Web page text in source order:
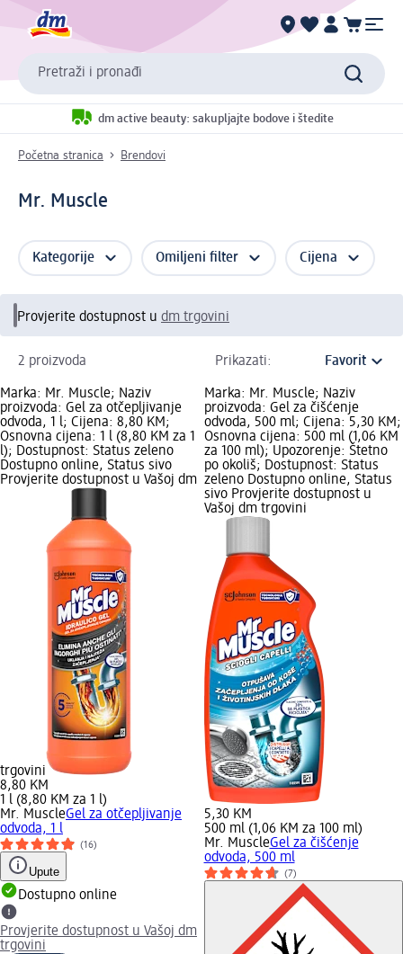
Pretraži i pronađi
dm active beauty: sakupljajte bodove i štedite
Početna stranica Brendovi
Mr. Muscle
Kategorije Omiljeni filter Cijena
Provjerite dostupnost u dm trgovini
2 proizvoda Prikazati:
Marka: Mr. Muscle; Naziv
proizvoda: Gel za otčepljivanje
odvoda, 1 l; Cijena: 8,80 KM;
Osnovna cijena: 1 l (8,80 KM za 1
l); Dostupnost: Status zeleno
Dostupno online, Status sivo
Provjerite dostupnost u Vašoj dm
trgovini
8,80 KM
1 l (8,80 KM za 1 l)
Mr. MuscleGel za otčepljivanje
odvoda, 1 l
(16)
Upute
Dostupno online
Provjerite dostupnost u Vašoj dm
trgovini
Marka: Mr. Muscle; Naziv
proizvoda: Gel za čišćenje
odvoda, 500 ml; Cijena: 5,30 KM;
Osnovna cijena: 500 ml (1,06 KM
za 100 ml); Upozorenje: Štetno
po okoliš; Dostupnost: Status
zeleno Dostupno online, Status
sivo Provjerite dostupnost u
Vašoj dm trgovini
5,30 KM
500 ml (1,06 KM za 100 ml)
Mr. MuscleGel za čišćenje
odvoda, 500 ml
(7)